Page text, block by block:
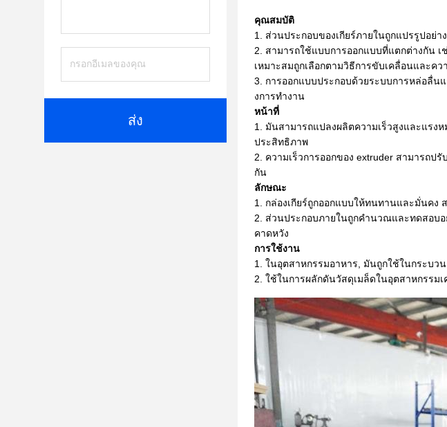
ส่ง
คุณสมบัติ
ส่วนประกอบของเกียร์ภายในถูกแปรรูปอย่
สามารถใช้แบบการออกแบบที่แตกต่างกัน
เหมาะสมถูกเลือกตามวิธีการขับเคลื่อนและคว
การออกแบบประกอบด้วยระบบการหล่อลื่น
งการทํางาน
หน้าที่
มันสามารถแปลงผลิตความเร็วสูงและแรง
ประสิทธิภาพ
ความเร็วการออกของ extruder สามารถป
กัน
ลักษณะ
กล่องเกียร์ถูกออกแบบให้ทนทานและมั่นคง
ส่วนประกอบภายในถูกคํานวณและทดสอบอ
คาดหวัง
การใช้งาน
ในอุตสาหกรรมอาหาร, มันถูกใช้ในกระบว
ใช้ในการผลักดันวัสดุเมล็ดในอุตสาหกรรม